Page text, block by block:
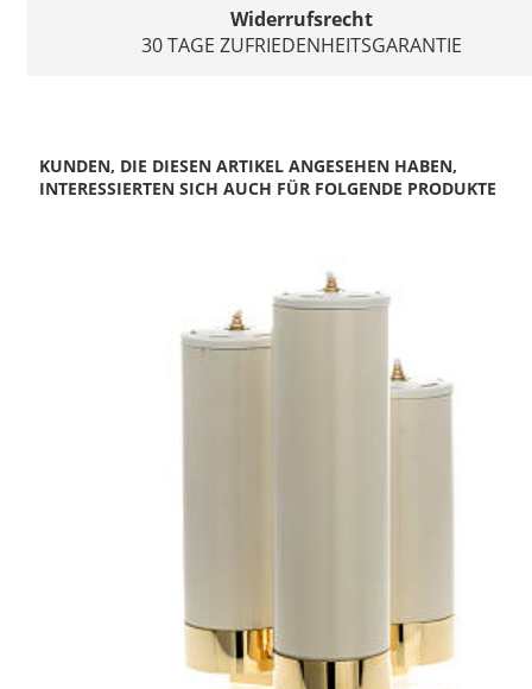
Widerrufsrecht
30 TAGE ZUFRIEDENHEITSGARANTIE
KUNDEN, DIE DIESEN ARTIKEL ANGESEHEN HABEN,
INTERESSIERTEN SICH AUCH FÜR FOLGENDE PRODUKTE